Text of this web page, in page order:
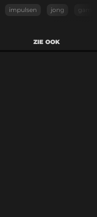
impulsen jong game
ZIE OOK